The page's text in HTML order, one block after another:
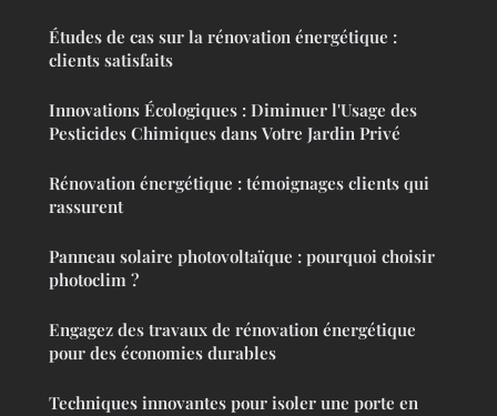
Études de cas sur la rénovation énergétique :
clients satisfaits
Innovations Écologiques : Diminuer l'Usage des
Pesticides Chimiques dans Votre Jardin Privé
Rénovation énergétique : témoignages clients qui
rassurent
Panneau solaire photovoltaïque : pourquoi choisir
photoclim ?
Engagez des travaux de rénovation énergétique
pour des économies durables
Techniques innovantes pour isoler une porte en